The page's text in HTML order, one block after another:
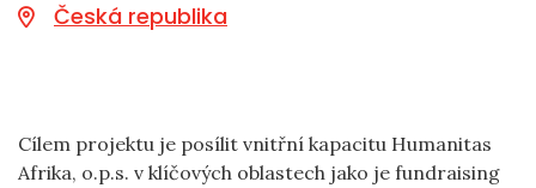
Česká republika
Cílem projektu je posílit vnitřní kapacitu Humanitas
Afrika, o.p.s. v klíčových oblastech jako je fundraising